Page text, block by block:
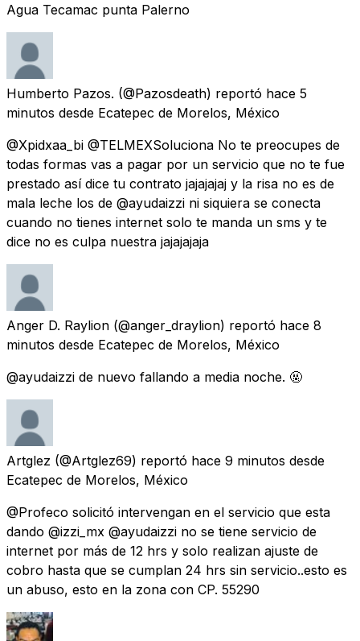
Agua Tecamac punta Palerno
Humberto Pazos. (@Pazosdeath) reportó hace 5
minutos desde Ecatepec de Morelos, México
@Xpidxaa_bi @TELMEXSoluciona No te preocupes de
todas formas vas a pagar por un servicio que no te fue
prestado así dice tu contrato jajajajaj y la risa no es de
mala leche los de @ayudaizzi ni siquiera se conecta
cuando no tienes internet solo te manda un sms y te
dice no es culpa nuestra jajajajaja
Anger D. Raylion (@anger_draylion) reportó hace 8
minutos desde Ecatepec de Morelos, México
@ayudaizzi de nuevo fallando a media noche. 🤬
Artglez (@Artglez69) reportó hace 9 minutos desde
Ecatepec de Morelos, México
@Profeco solicitó intervengan en el servicio que esta
dando @izzi_mx @ayudaizzi no se tiene servicio de
internet por más de 12 hrs y solo realizan ajuste de
cobro hasta que se cumplan 24 hrs sin servicio..esto es
un abuso, esto en la zona con CP. 55290